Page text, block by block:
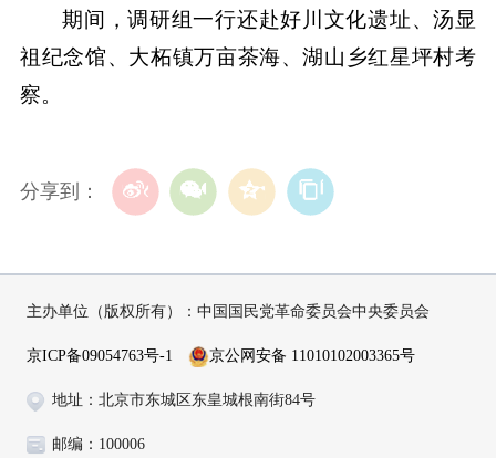
期间，调研组一行还赴好川文化遗址、汤显
祖纪念馆、大柘镇万亩茶海、湖山乡红星坪村考
察。
分享到：
主办单位（版权所有）：中国国民党革命委员会中央委员会
京ICP备09054763号-1 京公网安备 11010102003365号
地址：北京市东城区东皇城根南街84号
邮编：100006